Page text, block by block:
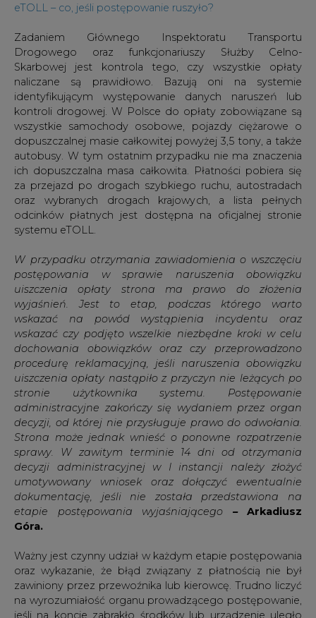
eTOLL – co, jeśli postępowanie ruszyło?
Zadaniem Głównego Inspektoratu Transportu
Drogowego oraz funkcjonariuszy Służby Celno-
Skarbowej jest kontrola tego, czy wszystkie opłaty
naliczane są prawidłowo. Bazują oni na systemie
identyfikującym występowanie danych naruszeń lub
kontroli drogowej. W Polsce do opłaty zobowiązane są
wszystkie samochody osobowe, pojazdy ciężarowe o
dopuszczalnej masie całkowitej powyżej 3,5 tony, a także
autobusy. W tym ostatnim przypadku nie ma znaczenia
ich dopuszczalna masa całkowita. Płatności pobiera się
za przejazd po drogach szybkiego ruchu, autostradach
oraz wybranych drogach krajowych, a lista pełnych
odcinków płatnych jest dostępna na oficjalnej stronie
systemu eTOLL.
W przypadku otrzymania zawiadomienia o wszczęciu
postępowania w sprawie naruszenia obowiązku
uiszczenia opłaty strona ma prawo do złożenia
wyjaśnień. Jest to etap, podczas którego warto
wskazać na powód wystąpienia incydentu oraz
wskazać czy podjęto wszelkie niezbędne kroki w celu
dochowania obowiązków oraz czy przeprowadzono
procedurę reklamacyjną, jeśli naruszenia obowiązku
uiszczenia opłaty nastąpiło z przyczyn nie leżących po
stronie użytkownika systemu. Postępowanie
administracyjne zakończy się wydaniem przez organ
decyzji, od której nie przysługuje prawo do odwołania.
Strona może jednak wnieść o ponowne rozpatrzenie
sprawy. W zawitym terminie 14 dni od otrzymania
decyzji administracyjnej w I instancji należy złożyć
umotywowany wniosek oraz dołączyć ewentualnie
dokumentację, jeśli nie została przedstawiona na
etapie postępowania wyjaśniającego – Arkadiusz
Góra.
Ważny jest czynny udział w każdym etapie postępowania
oraz wykazanie, że błąd związany z płatnością nie był
zawiniony przez przewoźnika lub kierowcę. Trudno liczyć
na wyrozumiałość organu prowadzącego postępowanie,
jeśli na koncie zabrakło środków lub urządzenie uległo